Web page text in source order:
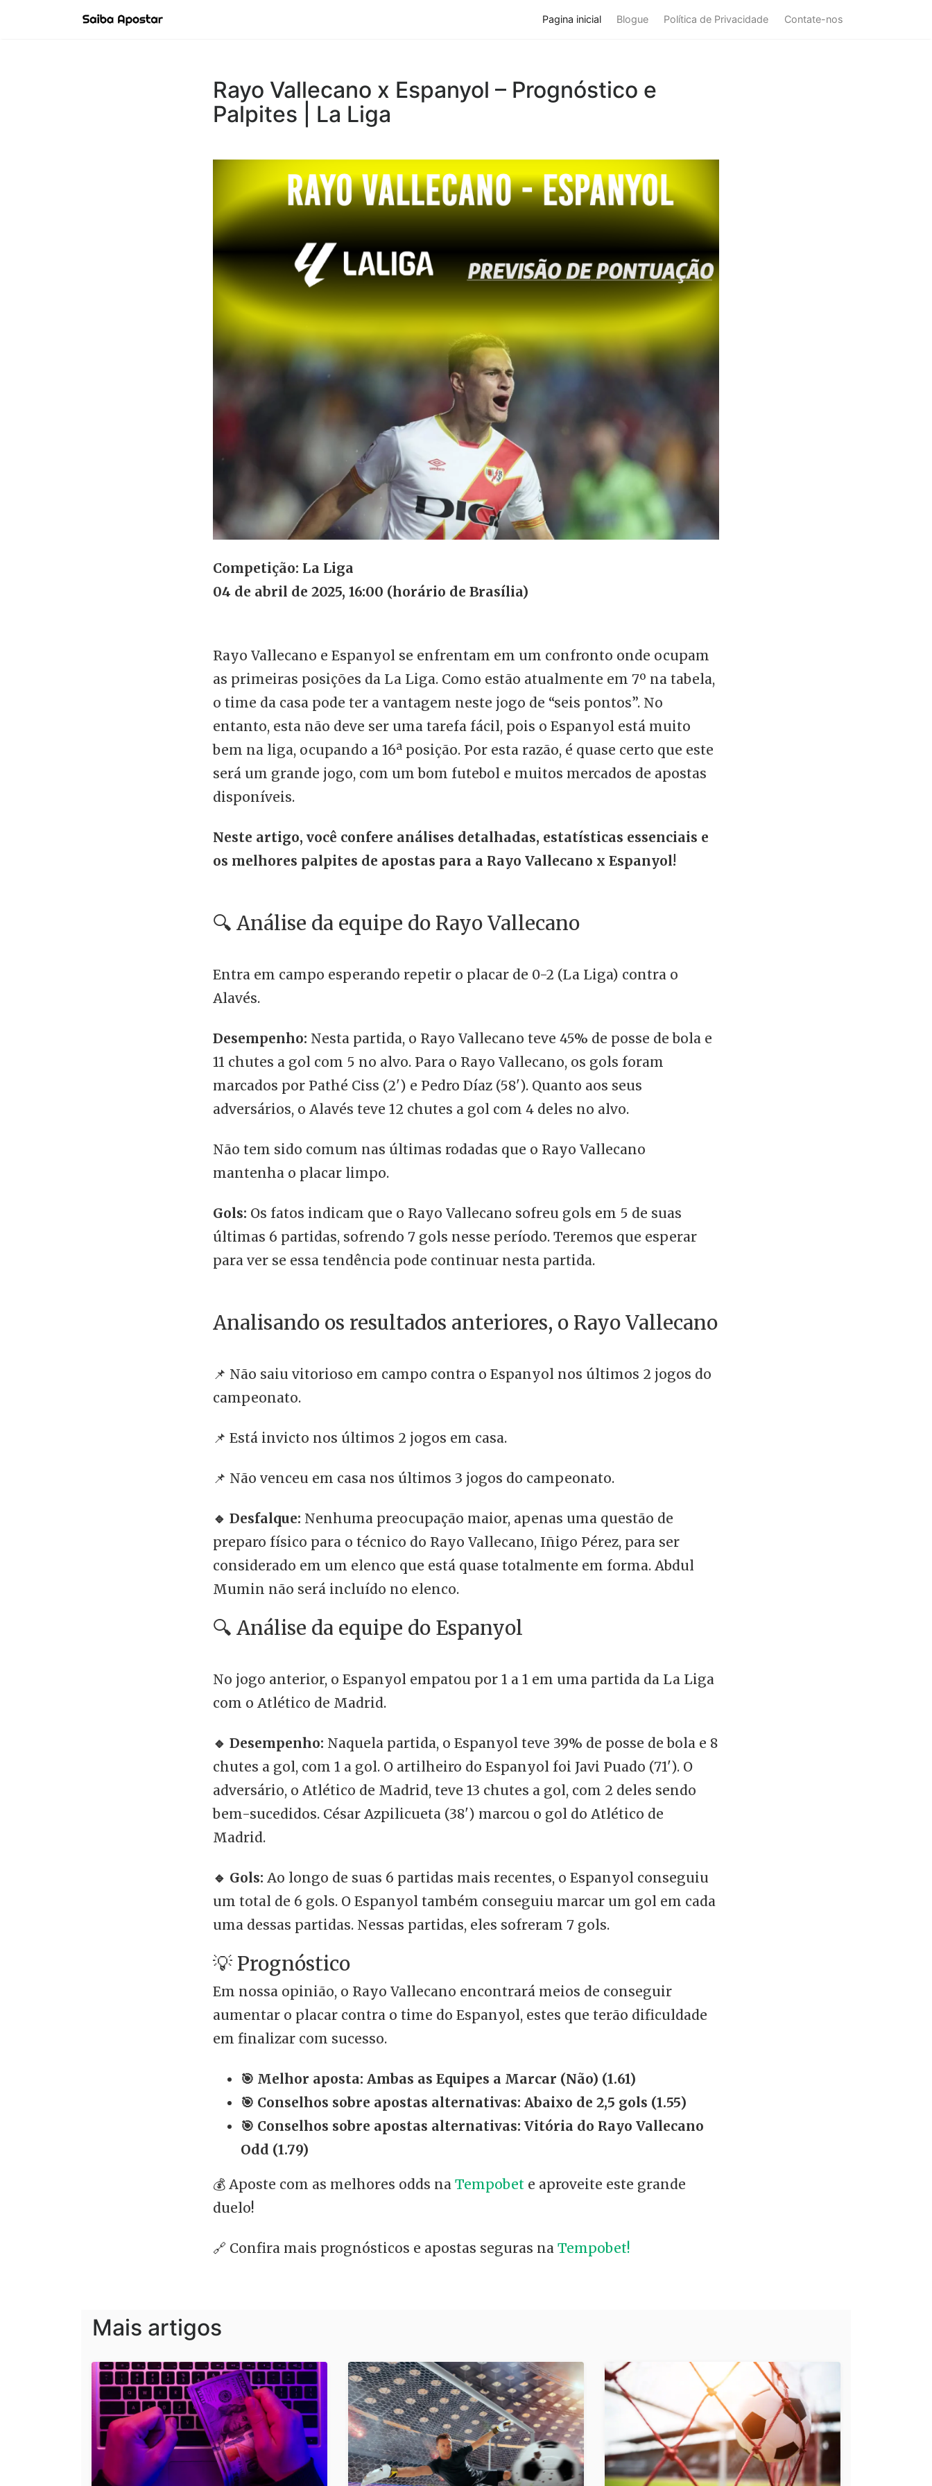
Pagina inicial Blogue Política de Privacidade Contate-nos
Rayo Vallecano x Espanyol – Prognóstico e
Palpites | La Liga
Competição: La Liga
04 de abril de 2025, 16:00 (horário de Brasília)
Rayo Vallecano e Espanyol se enfrentam em um confronto onde ocupam
as primeiras posições da La Liga. Como estão atualmente em 7º na tabela,
o time da casa pode ter a vantagem neste jogo de “seis pontos”. No
entanto, esta não deve ser uma tarefa fácil, pois o Espanyol está muito
bem na liga, ocupando a 16ª posição. Por esta razão, é quase certo que este
será um grande jogo, com um bom futebol e muitos mercados de apostas
disponíveis.
Neste artigo, você confere análises detalhadas, estatísticas essenciais e
os melhores palpites de apostas para a Rayo Vallecano x Espanyol!
🔍 Análise da equipe do Rayo Vallecano
Entra em campo esperando repetir o placar de 0-2 (La Liga) contra o
Alavés.
Desempenho: Nesta partida, o Rayo Vallecano teve 45% de posse de bola e
11 chutes a gol com 5 no alvo. Para o Rayo Vallecano, os gols foram
marcados por Pathé Ciss (2') e Pedro Díaz (58'). Quanto aos seus
adversários, o Alavés teve 12 chutes a gol com 4 deles no alvo.
Não tem sido comum nas últimas rodadas que o Rayo Vallecano
mantenha o placar limpo.
Gols: Os fatos indicam que o Rayo Vallecano sofreu gols em 5 de suas
últimas 6 partidas, sofrendo 7 gols nesse período. Teremos que esperar
para ver se essa tendência pode continuar nesta partida.
Analisando os resultados anteriores, o Rayo Vallecano
📌 Não saiu vitorioso em campo contra o Espanyol nos últimos 2 jogos do
campeonato.
📌 Está invicto nos últimos 2 jogos em casa.
📌 Não venceu em casa nos últimos 3 jogos do campeonato.
🔹 Desfalque: Nenhuma preocupação maior, apenas uma questão de
preparo físico para o técnico do Rayo Vallecano, Iñigo Pérez, para ser
considerado em um elenco que está quase totalmente em forma. Abdul
Mumin não será incluído no elenco.
🔍 Análise da equipe do Espanyol
No jogo anterior, o Espanyol empatou por 1 a 1 em uma partida da La Liga
com o Atlético de Madrid.
🔹 Desempenho: Naquela partida, o Espanyol teve 39% de posse de bola e 8
chutes a gol, com 1 a gol. O artilheiro do Espanyol foi Javi Puado (71'). O
adversário, o Atlético de Madrid, teve 13 chutes a gol, com 2 deles sendo
bem-sucedidos. César Azpilicueta (38') marcou o gol do Atlético de
Madrid.
🔹 Gols: Ao longo de suas 6 partidas mais recentes, o Espanyol conseguiu
um total de 6 gols. O Espanyol também conseguiu marcar um gol em cada
uma dessas partidas. Nessas partidas, eles sofreram 7 gols.
💡 Prognóstico
Em nossa opinião, o Rayo Vallecano encontrará meios de conseguir
aumentar o placar contra o time do Espanyol, estes que terão dificuldade
em finalizar com sucesso.
🎯 Melhor aposta: Ambas as Equipes a Marcar (Não) (1.61)
🎯 Conselhos sobre apostas alternativas: Abaixo de 2,5 gols (1.55)
🎯 Conselhos sobre apostas alternativas: Vitória do Rayo Vallecano
Odd (1.79)
💰 Aposte com as melhores odds na Tempobet e aproveite este grande
duelo!
🔗 Confira mais prognósticos e apostas seguras na Tempobet!
Mais artigos